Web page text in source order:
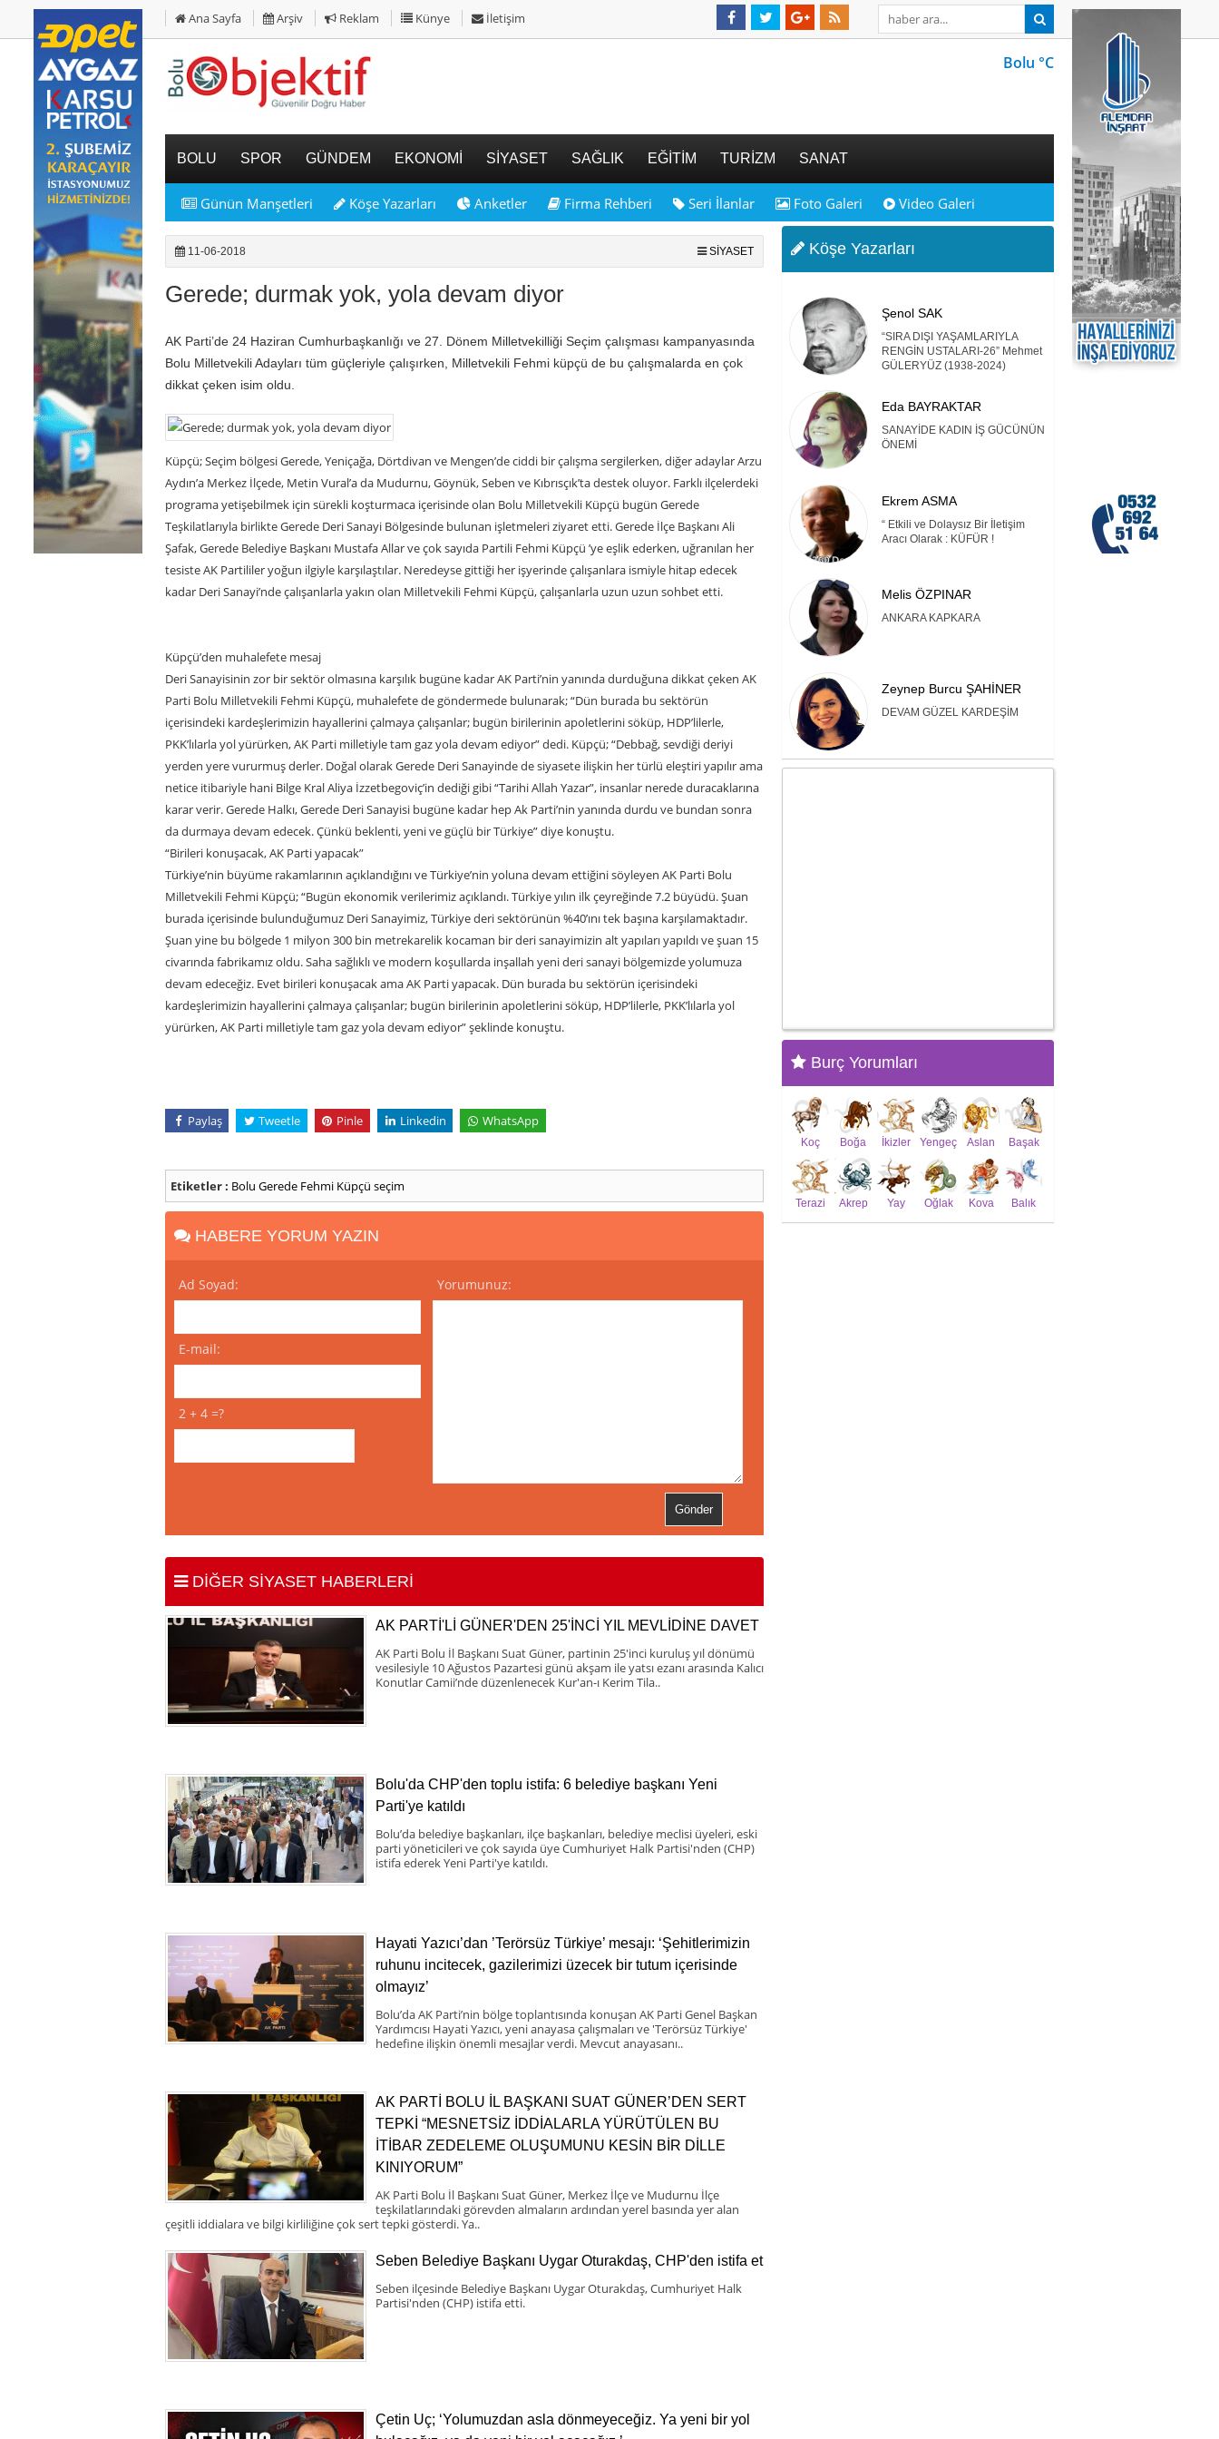
Ana Sayfa Arşiv Reklam Künye İletişim
Bolu °C
BOLU SPOR GÜNDEM EKONOMİ SİYASET SAĞLIK EĞİTİM TURİZM SANAT
Günün Manşetleri Köşe Yazarları Anketler Firma Rehberi Seri İlanlar Foto Galeri Video Galeri
11-06-2018 SİYASET
Gerede; durmak yok, yola devam diyor
AK Parti’de 24 Haziran Cumhurbaşkanlığı ve 27. Dönem Milletvekilliği Seçim çalışması kampanyasında
Bolu Milletvekili Adayları tüm güçleriyle çalışırken, Milletvekili Fehmi küpçü de bu çalışmalarda en çok
dikkat çeken isim oldu.
Küpçü; Seçim bölgesi Gerede, Yeniçağa, Dörtdivan ve Mengen’de ciddi bir çalışma sergilerken, diğer adaylar Arzu
Aydın’a Merkez İlçede, Metin Vural’a da Mudurnu, Göynük, Seben ve Kıbrısçık’ta destek oluyor. Farklı ilçelerdeki
programa yetişebilmek için sürekli koşturmaca içerisinde olan Bolu Milletvekili Küpçü bugün Gerede
Teşkilatlarıyla birlikte Gerede Deri Sanayi Bölgesinde bulunan işletmeleri ziyaret etti. Gerede İlçe Başkanı Ali
Şafak, Gerede Belediye Başkanı Mustafa Allar ve çok sayıda Partili Fehmi Küpçü ’ye eşlik ederken, uğranılan her
tesiste AK Partililer yoğun ilgiyle karşılaştılar. Neredeyse gittiği her işyerinde çalışanlara ismiyle hitap edecek
kadar Deri Sanayi’nde çalışanlarla yakın olan Milletvekili Fehmi Küpçü, çalışanlarla uzun uzun sohbet etti.
Küpçü’den muhalefete mesaj
Deri Sanayisinin zor bir sektör olmasına karşılık bugüne kadar AK Parti’nin yanında durduğuna dikkat çeken AK
Parti Bolu Milletvekili Fehmi Küpçü, muhalefete de göndermede bulunarak; “Dün burada bu sektörün
içerisindeki kardeşlerimizin hayallerini çalmaya çalışanlar; bugün birilerinin apoletlerini söküp, HDP’lilerle,
PKK’lılarla yol yürürken, AK Parti milletiyle tam gaz yola devam ediyor” dedi. Küpçü; “Debbağ, sevdiği deriyi
yerden yere vururmuş derler. Doğal olarak Gerede Deri Sanayinde de siyasete ilişkin her türlü eleştiri yapılır ama
netice itibariyle hani Bilge Kral Aliya İzzetbegoviç’in dediği gibi “Tarihi Allah Yazar”, insanlar nerede duracaklarına
karar verir. Gerede Halkı, Gerede Deri Sanayisi bugüne kadar hep Ak Parti’nin yanında durdu ve bundan sonra
da durmaya devam edecek. Çünkü beklenti, yeni ve güçlü bir Türkiye” diye konuştu.
“Birileri konuşacak, AK Parti yapacak”
Türkiye’nin büyüme rakamlarının açıklandığını ve Türkiye’nin yoluna devam ettiğini söyleyen AK Parti Bolu
Milletvekili Fehmi Küpçü; “Bugün ekonomik verilerimiz açıklandı. Türkiye yılın ilk çeyreğinde 7.2 büyüdü. Şuan
burada içerisinde bulunduğumuz Deri Sanayimiz, Türkiye deri sektörünün %40’ını tek başına karşılamaktadır.
Şuan yine bu bölgede 1 milyon 300 bin metrekarelik kocaman bir deri sanayimizin alt yapıları yapıldı ve şuan 15
civarında fabrikamız oldu. Saha sağlıklı ve modern koşullarda inşallah yeni deri sanayi bölgemizde yolumuza
devam edeceğiz. Evet birileri konuşacak ama AK Parti yapacak. Dün burada bu sektörün içerisindeki
kardeşlerimizin hayallerini çalmaya çalışanlar; bugün birilerinin apoletlerini söküp, HDP’lilerle, PKK’lılarla yol
yürürken, AK Parti milletiyle tam gaz yola devam ediyor” şeklinde konuştu.
Paylaş Tweetle Pinle Linkedin WhatsApp
Etiketler : Bolu Gerede Fehmi Küpçü seçim
HABERE YORUM YAZIN
Ad Soyad:
E-mail:
2 + 4 =?
Yorumunuz:
DİĞER SİYASET HABERLERİ
AK PARTİ'Lİ GÜNER'DEN 25'İNCİ YIL MEVLİDİNE DAVET
AK Parti Bolu İl Başkanı Suat Güner, partinin 25'inci kuruluş yıl dönümü
vesilesiyle 10 Ağustos Pazartesi günü akşam ile yatsı ezanı arasında Kalıcı
Konutlar Camii’nde düzenlenecek Kur'an-ı Kerim Tila..
Bolu'da CHP'den toplu istifa: 6 belediye başkanı Yeni
Parti'ye katıldı
Bolu’da belediye başkanları, ilçe başkanları, belediye meclisi üyeleri, eski
parti yöneticileri ve çok sayıda üye Cumhuriyet Halk Partisi'nden (CHP)
istifa ederek Yeni Parti'ye katıldı.
Hayati Yazıcı’dan ’Terörsüz Türkiye’ mesajı: ‘Şehitlerimizin
ruhunu incitecek, gazilerimizi üzecek bir tutum içerisinde
olmayız’
Bolu’da AK Parti’nin bölge toplantısında konuşan AK Parti Genel Başkan
Yardımcısı Hayati Yazıcı, yeni anayasa çalışmaları ve 'Terörsüz Türkiye'
hedefine ilişkin önemli mesajlar verdi. Mevcut anayasanı..
AK PARTİ BOLU İL BAŞKANI SUAT GÜNER’DEN SERT
TEPKİ “MESNETSİZ İDDİALARLA YÜRÜTÜLEN BU
İTİBAR ZEDELEME OLUŞUMUNU KESİN BİR DİLLE
KINIYORUM”
AK Parti Bolu İl Başkanı Suat Güner, Merkez İlçe ve Mudurnu İlçe
teşkilatlarındaki görevden almaların ardından yerel basında yer alan
çeşitli iddialara ve bilgi kirliliğine çok sert tepki gösterdi. Ya..
Seben Belediye Başkanı Uygar Oturakdaş, CHP'den istifa et
Seben ilçesinde Belediye Başkanı Uygar Oturakdaş, Cumhuriyet Halk
Partisi'nden (CHP) istifa etti.
Çetin Uç; ‘Yolumuzdan asla dönmeyeceğiz. Ya yeni bir yol
Köşe Yazarları
Şenol SAK
“SIRA DIŞI YAŞAMLARIYLA
RENGİN USTALARI-26” Mehmet
GÜLERYÜZ (1938-2024)
Eda BAYRAKTAR
SANAYİDE KADIN İŞ GÜCÜNÜN
ÖNEMİ
Ekrem ASMA
“ Etkili ve Dolaysız Bir İletişim
Aracı Olarak : KÜFÜR !
Melis ÖZPINAR
ANKARA KAPKARA
Zeynep Burcu ŞAHİNER
DEVAM GÜZEL KARDEŞİM
Burç Yorumları
Koç Boğa İkizler Yengeç Aslan Başak
Terazi Akrep Yay Oğlak Kova Balık